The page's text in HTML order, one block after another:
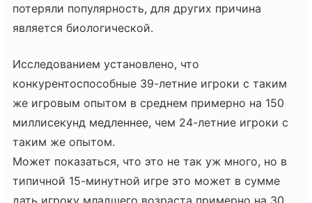
потеряли популярность, для других причина
является биологической.
Исследованием установлено, что
конкурентоспособные 39-летние игроки с таким
же игровым опытом в среднем примерно на 150
миллисекунд медленнее, чем 24-летние игроки с
таким же опытом.
Может показаться, что это не так уж много, но в
типичной 15-минутной игре это может в сумме
дать игроку младшего возраста примерно на 30